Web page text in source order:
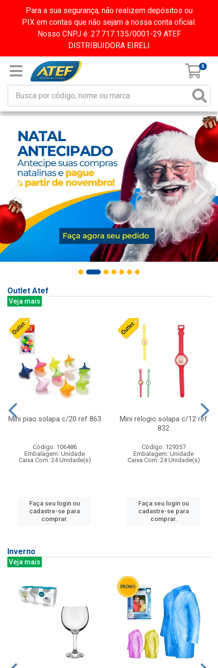
Para a sua segurança, não realizem depósitos ou
PIX em contas que não sejam a nossa conta oficial.
Nosso CNPJ é: 27.717.135/0001-29 ATEF
DISTRIBUIDORA EIRELI
0
Outlet Atef
Veja mais
Mini piao solapa c/20 ref 863
Código: 106486
Embalagem: Unidade
Caixa Com: 24 Unidade(s)
Faça seu login ou
cadastre-se para
comprar.
Mini relogio solapa c/12 ref
832
Código: 129357
Embalagem: Unidade
Caixa Com: 24 Unidade(s)
Faça seu login ou
cadastre-se para
comprar.
Inverno
Veja mais